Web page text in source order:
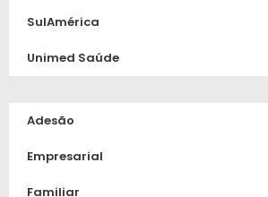
SulAmérica
Unimed Saúde
Adesão
Empresarial
Familiar